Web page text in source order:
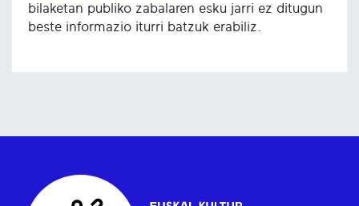
bilaketan publiko zabalaren esku jarri ez ditugun
beste informazio iturri batzuk erabiliz.